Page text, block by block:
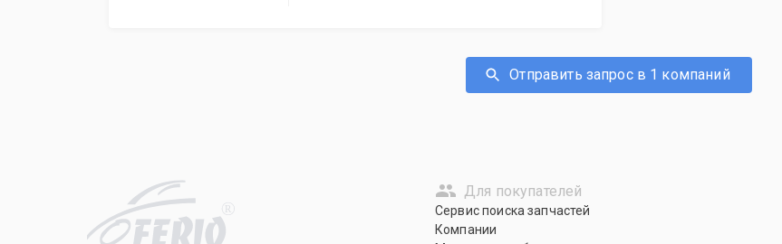
Отправить запрос в 1 компаний
R
Для покупателей
Сервис поиска запчастей
Компании